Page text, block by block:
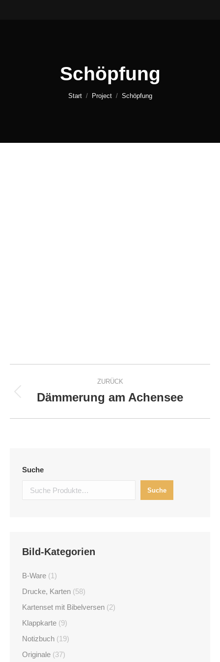
Schöpfung
Sie befinden sich hier:
Start Project Schöpfung
navigation
ZURÜCK
Previous
Dämmerung am Achensee
Suche
Suche
Bild-Kategorien
B-Ware (1)
Drucke, Karten (58)
Kartenset mit Bibelversen (2)
Klappkarte (9)
Notizbuch (19)
Originale (37)